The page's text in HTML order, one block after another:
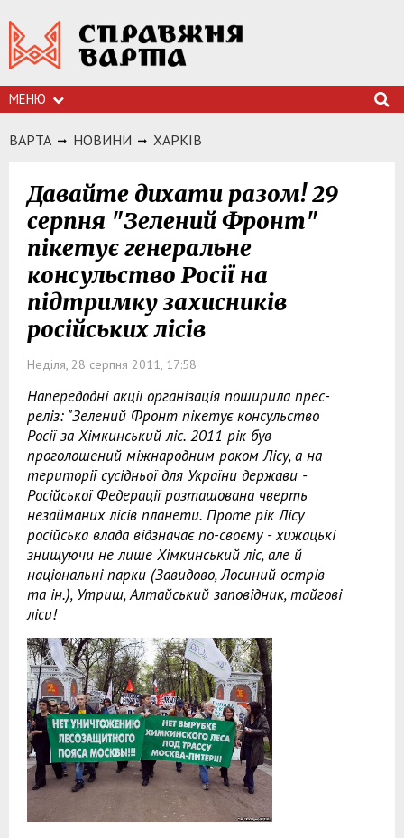
МЕНЮ
ВАРТА НОВИНИ ХАРКIВ
Давайте дихати разом! 29
серпня "Зелений Фронт"
пікетує генеральне
консульство Росії на
підтримку захисників
російських лісів
Неділя, 28 серпня 2011, 17:58
Напередодні акції організація поширила прес-
реліз: "Зелений Фронт пікетує консульство
Росії за Хімкинський ліс. 2011 рік був
проголошений міжнародним роком Лісу, а на
території сусідньої для України держави -
Російської Федерації розташована чверть
незайманих лісів планети. Проте рік Лісу
російська влада відзначає по-своєму - хижацькі
знищуючи не лише Хімкинський ліс, але й
національні парки (Завидово, Лосиний острів
та ін.), Утриш, Алтайський заповідник, тайгові
ліси!